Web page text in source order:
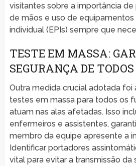
visitantes sobre a importância
de mãos e uso de
individual (EPIs) sempre que
TESTE EM MASSA:
SEGURANÇA DE TODOS
Outra medida crucial adotada foi
testes em massa para todos os
atuam nas alas afetadas. Isso
enfermeiros e assistentes,
membro da equipe apresente a
Identificar portadores
vital para evitar a transmissão da